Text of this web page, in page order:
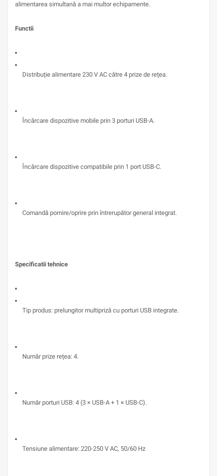
alimentarea simultană a mai multor echipamente.
Functii
Distribuție alimentare 230 V AC către 4 prize de rețea.
Încărcare dispozitive mobile prin 3 porturi USB-A.
Încărcare dispozitive compatibile prin 1 port USB-C.
Comandă pornire/oprire prin întrerupător general integrat.
Specificatii tehnice
Tip produs: prelungitor multipriză cu porturi USB integrate.
Număr prize rețea: 4.
Număr porturi USB: 4 (3 × USB-A + 1 × USB-C).
Tensiune alimentare: 220-250 V AC, 50/60 Hz